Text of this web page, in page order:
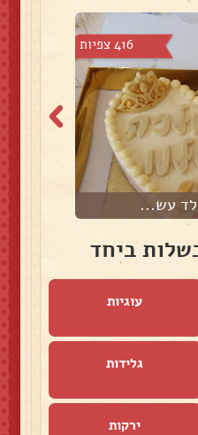
416 צפיות
עש...
ביחד
עוגיות
גלידות
ירקות